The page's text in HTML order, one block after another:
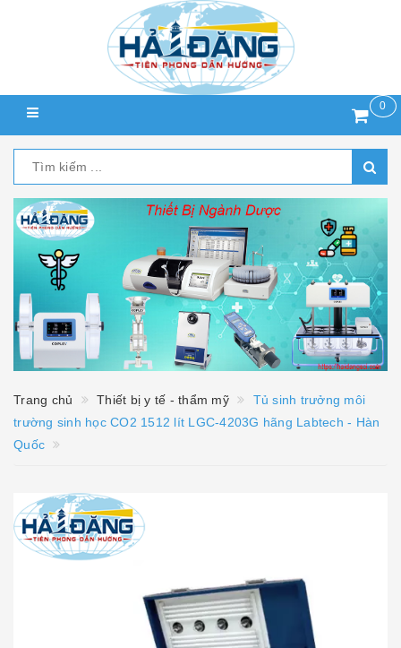
0
Trang chủ Thiết bị y tế - thẩm mỹ
Tủ sinh trưởng môi
trường sinh học CO2 1512 lít LGC-4203G hãng Labtech - Hàn
Quốc